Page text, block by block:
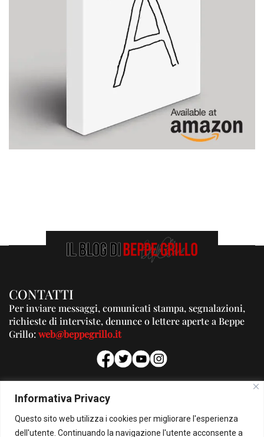
Informativa Privacy
Questo sito web utilizza i cookies per migliorare l'esperienza
dell'utente. Continuando la navigazione l'utente acconsente a
CONTATTI
Per inviare messaggi, comunicati stampa, segnalazioni,
richieste di interviste, denunce o lettere aperte a Beppe
Grillo:web@beppegrillo.it
PUBBLICITA'
Per la tua pubblicità su questo Blog:
pubblicita@beppegrillo.it